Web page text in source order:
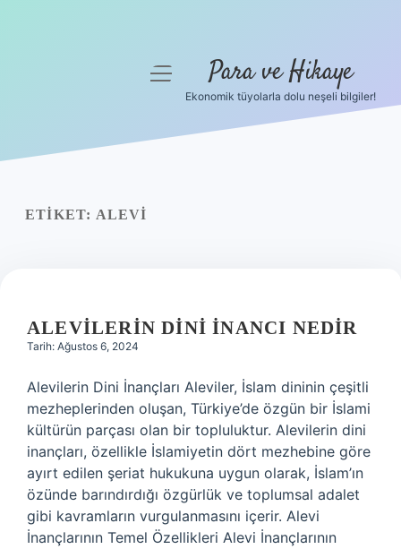
Yasal Uyarı
menüyü
Para ve Hikaye
Ekonomik tüyolarla dolu neşeli bilgiler!
ETIKET: ALEVI
ALEVILERIN DINI INANCI NEDIR
Tarih: Ağustos 6, 2024
Alevilerin Dini İnançları Aleviler, İslam dininin çeşitli
mezheplerinden oluşan, Türkiye’de özgün bir İslami
kültürün parçası olan bir topluluktur. Alevilerin dini
inançları, özellikle İslamiyetin dört mezhebine göre
ayırt edilen şeriat hukukuna uygun olarak, İslam’ın
özünde barındırdığı özgürlük ve toplumsal adalet
gibi kavramların vurgulanmasını içerir. Alevi
İnançlarının Temel Özellikleri Alevi İnançlarının